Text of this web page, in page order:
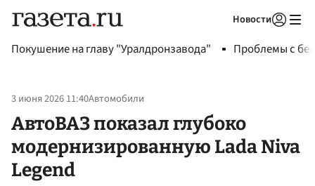
Новости
Покушение на главу "Уралдронзавода" Проблемы с
3 июня 2026 11:40Автомобили
АвтоВАЗ показал глубоко
модернизированную Lada Niva
Legend